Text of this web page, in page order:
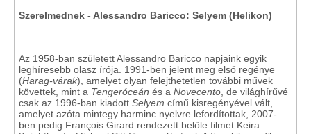
Szerelmednek - Alessandro Baricco: Selyem (Helikon)
Az 1958-ban született Alessandro Baricco napjaink egyik
leghíresebb olasz írója. 1991-ben jelent meg első regénye
(Harag-várak), amelyet olyan felejthetetlen további művek
követtek, mint a Tengeróceán és a Novecento , de világhírűvé
csak az 1996-ban kiadott Selyem című kisregényével vált,
amelyet azóta mintegy harminc nyelvre lefordítottak, 2007-
ben pedig François Girard rendezett belőle filmet Keira